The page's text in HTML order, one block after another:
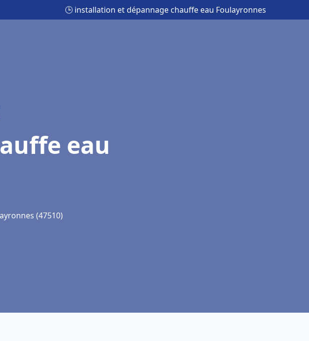
🕒 installation et dépannage chauffe eau Foulayronnes
eau
(47510)